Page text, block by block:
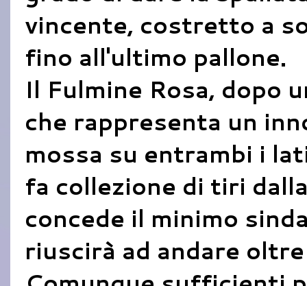
vincente, costretto a
fino all'ultimo pallone.
Il Fulmine Rosa, dopo
che rappresenta un
mossa su entrambi i
fa collezione di tiri
concede il minimo
riuscirà ad andare